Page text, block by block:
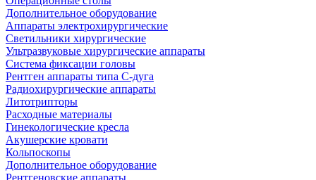
Дополнительное оборудование
Аппараты электрохирургические
Светильники хирургические
Ультразвуковые хирургические аппараты
Система фиксации головы
Рентген аппараты типа С-дуга
Радиохирургические аппараты
Литотрипторы
Расходные материалы
Гинекологические кресла
Акушерские кровати
Кольпоскопы
Дополнительное оборудование
Рентгеновские аппараты